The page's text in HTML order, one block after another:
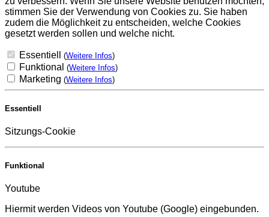
stimmen Sie der Verwendung von Cookies zu. Sie haben
zudem die Möglichkeit zu entscheiden, welche Cookies
gesetzt werden sollen und welche nicht.
Essentiell (Weitere Infos)
Funktional (Weitere Infos)
Marketing (Weitere Infos)
Essentiell
Sitzungs-Cookie
Funktional
Youtube
Hiermit werden Videos von Youtube (Google) eingebunden.